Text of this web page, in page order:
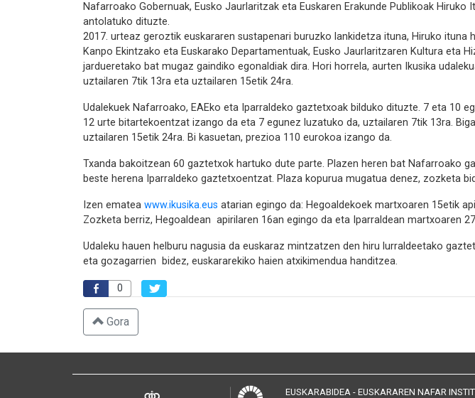
Nafarroako Gobernuak, Eusko Jaurlaritzak eta Euskaren Erakunde Publikoak
antolatuko dituzte.
2017. urteaz geroztik euskararen sustapenari buruzko lankidetza ituna, Hiruko
Kanpo Ekintzako eta Euskarako Departamentuak, Eusko Jaurlaritzaren Kultura eta
jardueretako bat mugaz gaindiko egonaldiak dira. Hori horrela, aurten Ikusika
uztailaren 7tik 13ra eta uztailaren 15etik 24ra.
Udalekuek Nafarroako, EAEko eta Iparraldeko gaztetxoak bilduko dituzte. 7 eta 10
12 urte bitartekoentzat izango da eta 7 egunez luzatuko da, uztailaren 7tik 13ra.
uztailaren 15etik 24ra. Bi kasuetan, prezioa 110 eurokoa izango da.
Txanda bakoitzean 60 gaztetxok hartuko dute parte. Plazen heren bat Nafarroako
beste herena Iparraldeko gaztetxoentzat. Plaza kopurua mugatua denez, zozketa
Izen ematea www.ikusika.eus atarian egingo da: Hegoaldekoek martxoaren 15etik
Zozketa berriz, Hegoaldean apirilaren 16an egingo da eta Iparraldean martxoaren
Udaleku hauen helburu nagusia da euskaraz mintzatzen den hiru lurraldeetako
eta gozagarrien bidez, euskararekiko haien atxikimendua handitzea.
0
Gora
EUSKARABIDEA - EUSKARAREN NAFAR